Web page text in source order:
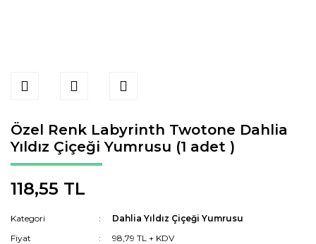
Özel Renk Labyrinth Twotone Dahlia
Yıldız Çiçeği Yumrusu (1 adet )
118,55 TL
Kategori
Dahlia Yıldız Çiçeği Yumrusu
Fiyat
98,79 TL + KDV